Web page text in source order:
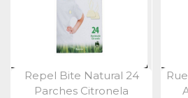
Vista Rápida
Repel Bite Natural 24
Parches Citronela